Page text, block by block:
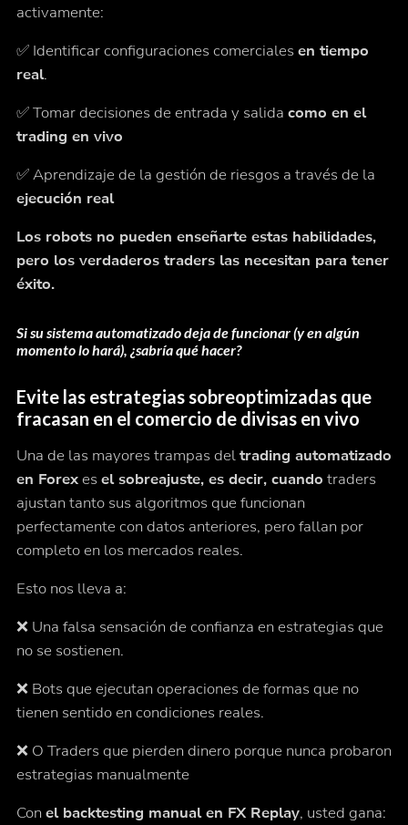
activamente:
✅ Identificar configuraciones comerciales en tiempo
real.
✅ Tomar decisiones de entrada y salida como en el
trading en vivo
✅ Aprendizaje de la gestión de riesgos a través de la
ejecución real
Los robots no pueden enseñarte estas habilidades,
pero los verdaderos traders las necesitan para tener
éxito.
Si su sistema automatizado deja de funcionar (y en algún
momento lo hará), ¿sabría qué hacer?
Evite las estrategias sobreoptimizadas que
fracasan en el comercio de divisas en vivo
Una de las mayores trampas deltrading automatizado
en Forexes el sobreajuste, es decir, cuando traders
ajustan tanto sus algoritmos que funcionan
perfectamente con datos anteriores, pero fallan por
completo en los mercados reales.
Esto nos lleva a:
❌ Una falsa sensación de confianza en estrategias que
no se sostienen.
❌ Bots que ejecutan operaciones de formas que no
tienen sentido en condiciones reales.
❌ O Traders que pierden dinero porque nunca probaron
estrategias manualmente
Con el backtesting manual en FX Replay, usted gana: